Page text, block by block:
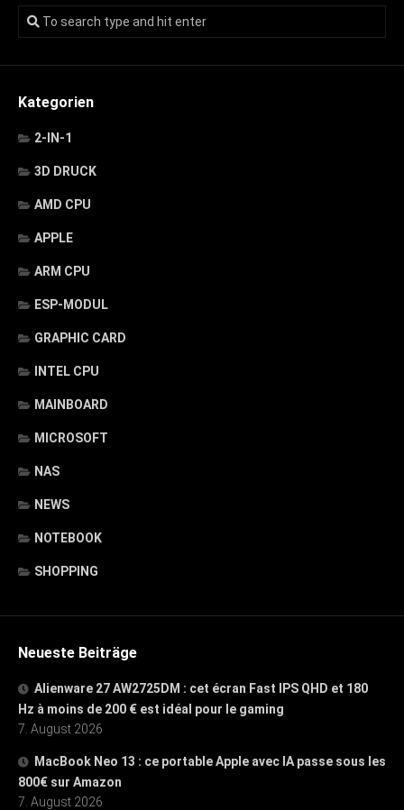
Kategorien
2-IN-1
3D DRUCK
AMD CPU
APPLE
ARM CPU
ESP-MODUL
GRAPHIC CARD
INTEL CPU
MAINBOARD
MICROSOFT
NAS
NEWS
NOTEBOOK
SHOPPING
Neueste Beiträge
Alienware 27 AW2725DM : cet écran Fast IPS QHD et 180
Hz à moins de 200 € est idéal pour le gaming
7. August 2026
MacBook Neo 13 : ce portable Apple avec IA passe sous les
800€ sur Amazon
7. August 2026